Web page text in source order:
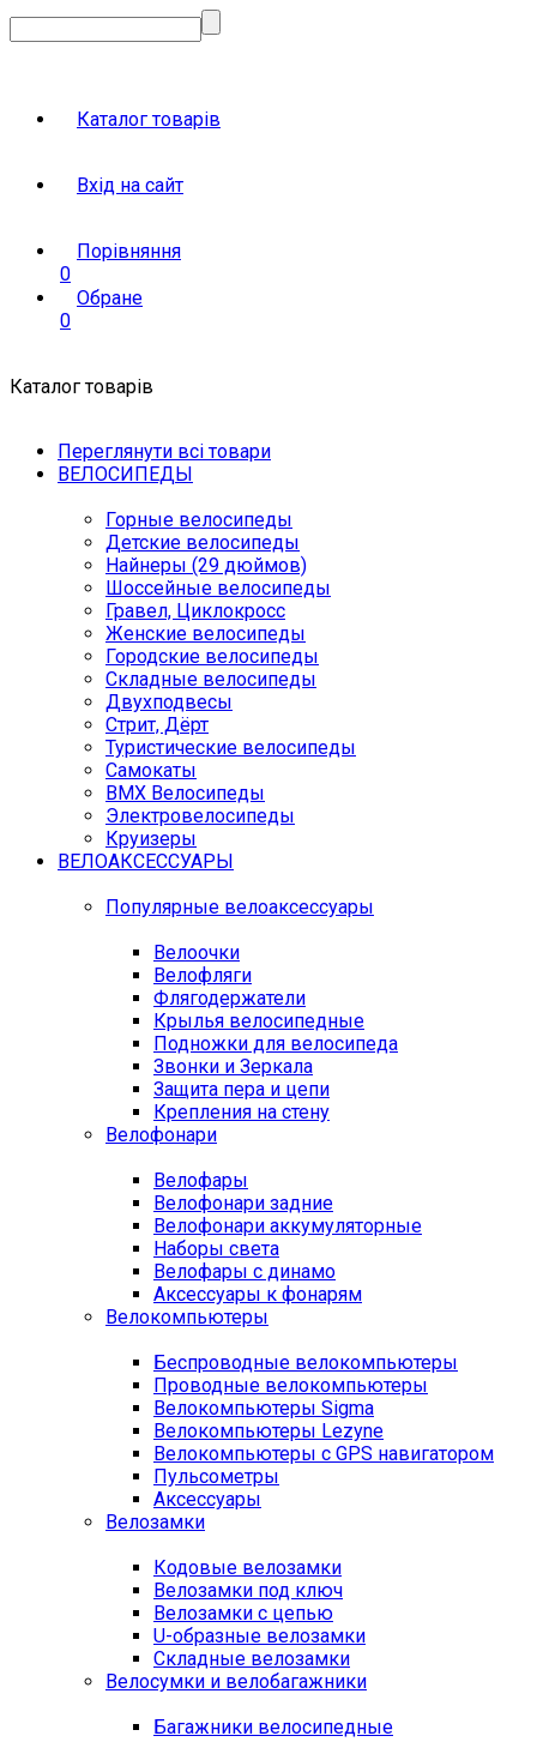
Каталог товарів
Вхід на сайт
Порівняння
0
Обране
0
Каталог товарів
Переглянути всі товари
ВЕЛОСИПЕДЫ
Горные велосипеды
Детские велосипеды
Найнеры (29 дюймов)
Шоссейные велосипеды
Гравел, Циклокросс
Женские велосипеды
Городcкие велосипеды
Складные велосипеды
Двухподвесы
Стрит, Дёрт
Туристические велосипеды
Самокаты
BMX Велосипеды
Электровелосипеды
Круизеры
ВЕЛОАКСЕССУАРЫ
Популярные велоаксессуары
Велоочки
Велофляги
Флягодержатели
Крылья велосипедные
Подножки для велосипеда
Звонки и Зеркала
Защита пера и цепи
Крепления на стену
Велофонари
Велофары
Велофонари задние
Велофонари аккумуляторные
Наборы света
Велофары с динамо
Аксессуары к фонарям
Велокомпьютеры
Беспроводные велокомпьютеры
Проводные велокомпьютеры
Велокомпьютеры Sigma
Велокомпьютеры Lezyne
Велокомпьютеры с GPS навигатором
Пульсометры
Аксессуары
Велозамки
Кодовые велозамки
Велозамки под ключ
Велозамки с цепью
U-образные велозамки
Складные велозамки
Велосумки и велобагажники
Багажники велосипедные